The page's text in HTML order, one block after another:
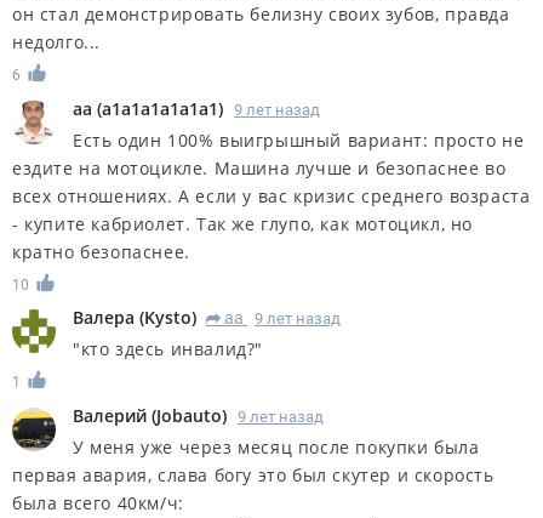
он стал демонстрировать белизну своих зубов, правда
недолго...
6
aa (a1a1a1a1a1a1) 9 лет назад
Есть один 100% выигрышный вариант: просто не
ездите на мотоцикле. Машина лучше и безопаснее во
всех отношениях. А если у вас кризис среднего возраста
- купите кабриолет. Так же глупо, как мотоцикл, но
кратно безопаснее.
10
Валера (Kysto) R aa 9 лет назад
"кто здесь инвалид?"
1
Валерий (Jobauto) 9 лет назад
У меня уже через месяц после покупки была
первая авария, слава богу это был скутер и скорость
была всего 40км/ч: